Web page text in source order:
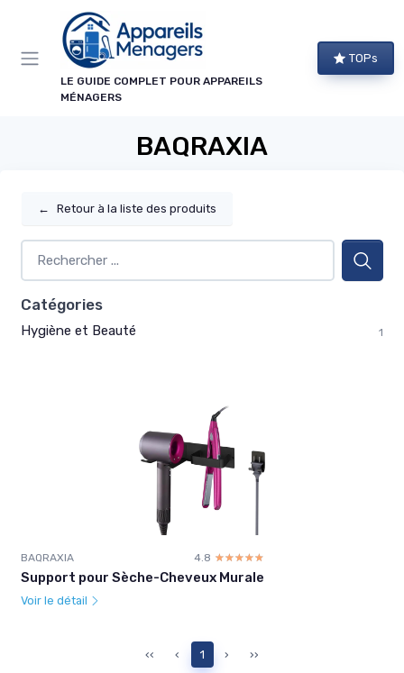
LE GUIDE COMPLET POUR APPAREILS
MÉNAGERS
TOPs
BAQRAXIA
← Retour à la liste des produits
Catégories
Hygiène et Beauté 1
BAQRAXIA 4.8 ☆☆☆☆☆
★★★★★
Support pour Sèche-Cheveux Murale
Voir le détail
‹‹ ‹ 1 › ››
Panneau de gestion des cookies